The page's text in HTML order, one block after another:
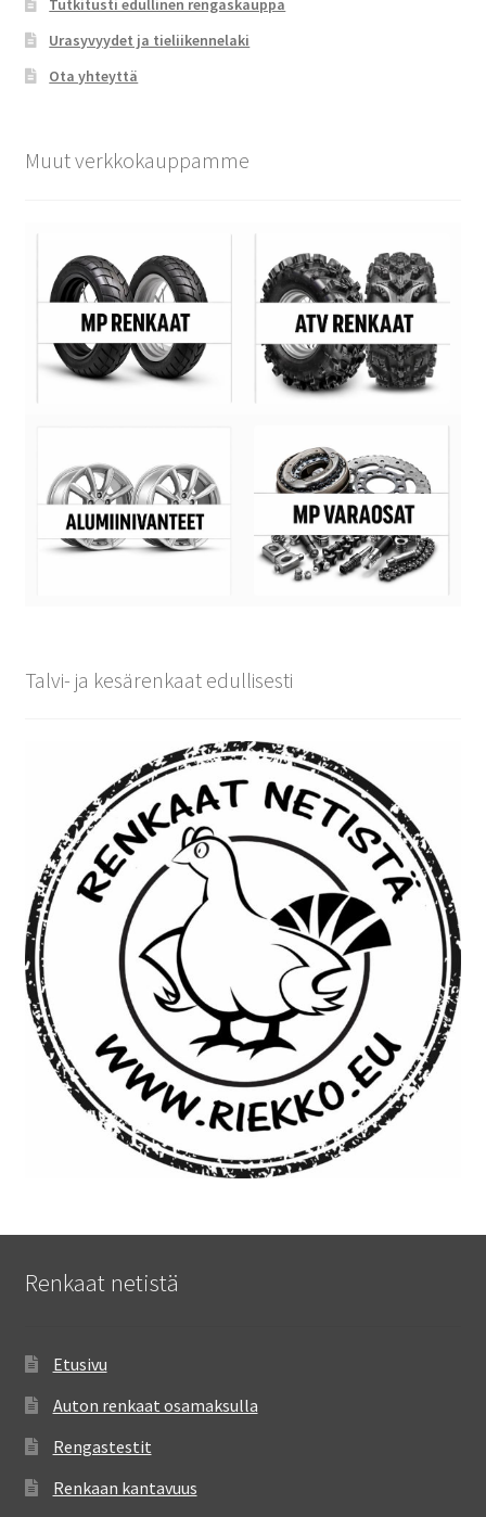
Tutkitusti edullinen rengaskauppa
Urasyvyydet ja tieliikennelaki
Ota yhteyttä
Muut verkkokauppamme
Talvi- ja kesärenkaat edullisesti
Renkaat netistä
Etusivu
Auton renkaat osamaksulla
Rengastestit
Renkaan kantavuus